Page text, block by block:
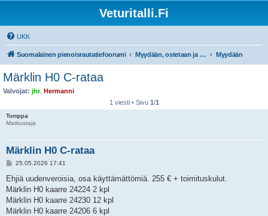
Veturitalli.Fi
UKK
Suomalainen pienoisrautatiefoorumi Myydään, ostetaan ja vaihdetaan Myydään
Märklin H0 C-rataa
Valvojat: jhr, Hermanni
1 viesti • Sivu 1/1
Tomppa
Matkustaja
Märklin H0 C-rataa
V
e
s
t
i
25.05.2026 17:41
Ehjiä uudenveroisia, osa käyttämättömiä. 255 € + toimituskulut.
Märklin H0 kaarre 24224 2 kpl
Märklin H0 kaarre 24230 12 kpl
Märklin H0 kaarre 24206 6 kpl